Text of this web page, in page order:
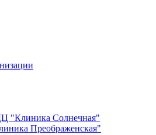
"Клиника Солнечная"
Преображенская"